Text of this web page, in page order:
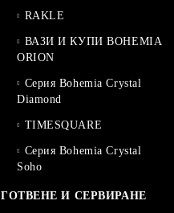
RAKLE
ВАЗИ И КУПИ BOHEMIA
ORION
Серия Bohemia Crystal
Diamond
TIMESQUARE
Серия Bohemia Crystal
Soho
ГОТВЕНЕ И СЕРВИРАНЕ